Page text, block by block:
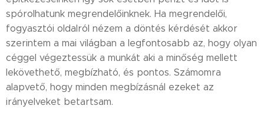
spórolhatunk megrendelőinknek. Ha megrendelői,
fogyasztói oldalról nézem a döntés kérdését akkor
szerintem a mai világban a legfontosabb az, hogy olyan
céggel végeztessük a munkát aki a minőség mellett
lekövethető, megbízható, és pontos. Számomra
alapvető, hogy minden megbízásnál ezeket az
irányelveket betartsam.